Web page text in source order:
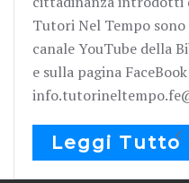
Tutori Nel Tempo
canale YouTube della
e sulla pagina
Leggi Tutto